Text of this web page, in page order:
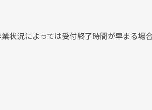
況によっては受付終了時間が早まる場